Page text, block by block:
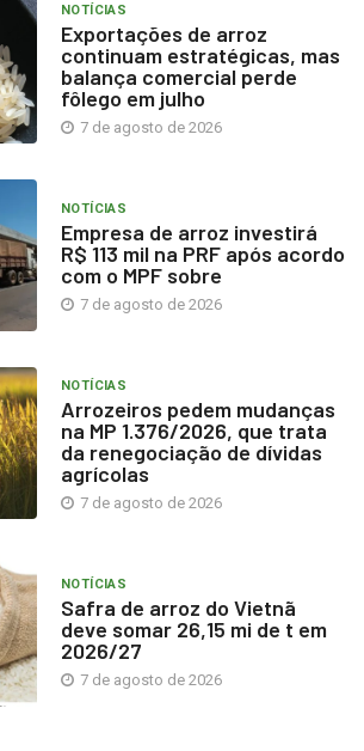
NOTÍCIAS
Exportações de arroz
continuam estratégicas, mas
balança comercial perde
fôlego em julho
7 de agosto de 2026
NOTÍCIAS
Empresa de arroz investirá
R$ 113 mil na PRF após acordo
com o MPF sobre
7 de agosto de 2026
NOTÍCIAS
Arrozeiros pedem mudanças
na MP 1.376/2026, que trata
da renegociação de dívidas
agrícolas
7 de agosto de 2026
NOTÍCIAS
Safra de arroz do Vietnã
deve somar 26,15 mi de t em
2026/27
7 de agosto de 2026